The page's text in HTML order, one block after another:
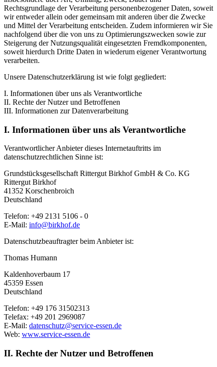
Rechtsgrundlage der Verarbeitung personenbezogener Daten, soweit
wir entweder allein oder gemeinsam mit anderen über die Zwecke
und Mittel der Verarbeitung entscheiden. Zudem informieren wir Sie
nachfolgend über die von uns zu Optimierungszwecken sowie zur
Steigerung der Nutzungsqualität eingesetzten Fremdkomponenten,
soweit hierdurch Dritte Daten in wiederum eigener Verantwortung
verarbeiten.
Unsere Datenschutzerklärung ist wie folgt gegliedert:
I. Informationen über uns als Verantwortliche
II. Rechte der Nutzer und Betroffenen
III. Informationen zur Datenverarbeitung
I. Informationen über uns als Verantwortliche
Verantwortlicher Anbieter dieses Internetauftritts im
datenschutzrechtlichen Sinne ist:
Grundstücksgesellschaft Rittergut Birkhof GmbH & Co. KG
Rittergut Birkhof
41352 Korschenbroich
Deutschland
Telefon: +49 2131 5106 - 0
E-Mail: info@birkhof.de
Datenschutzbeauftragter beim Anbieter ist:
Thomas Humann
Kaldenhoverbaum 17
45359 Essen
Deutschland
Telefon: +49 176 31502313
Telefax: +49 201 2969087
E-Mail: datenschutz@service-essen.de
Web: www.service-essen.de
II. Rechte der Nutzer und Betroffenen